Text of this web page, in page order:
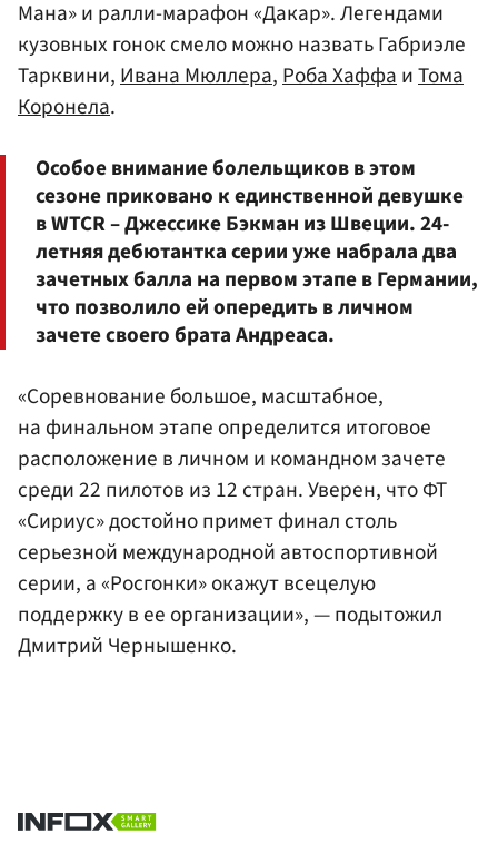
Мана» и ралли-марафон «Дакар». Легендами
кузовных гонок смело можно назвать Габриэле
Тарквини,Ивана Мюллера,Роба ХаффаиТома
Коронела.
Особое внимание болельщиков в этом
сезоне приковано к единственной девушке
в WTCR – Джессике Бэкман из Швеции. 24-
летняя дебютантка серии уже набрала два
зачетных балла на первом этапе в Германии,
что позволило ей опередить в личном
зачете своего брата Андреаса.
«Соревнование большое, масштабное,
на финальном этапе определится итоговое
расположение в личном и командном зачете
среди 22 пилотов из 12 стран. Уверен, что ФТ
«Сириус» достойно примет финал столь
серьезной международной автоспортивной
серии, а «Росгонки» окажут всецелую
поддержку в ее организации», — подытожил
Дмитрий Чернышенко.